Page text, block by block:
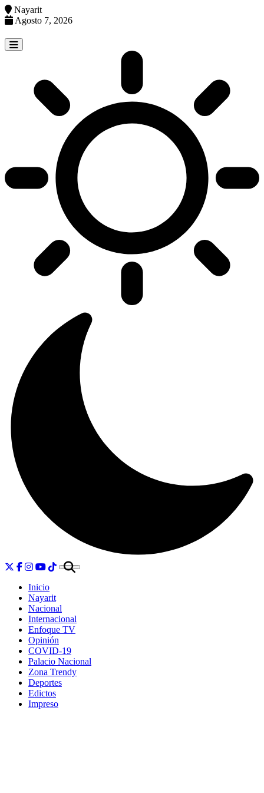
Nayarit
Agosto 7, 2026
to
content
Inicio
Nayarit
Nacional
Internacional
Enfoque TV
Opinión
COVID-19
Palacio Nacional
Zona Trendy
Deportes
Edictos
Impreso